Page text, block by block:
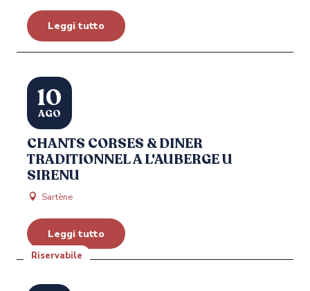
Leggi tutto
10
AGO
CHANTS CORSES & DINER
TRADITIONNEL A L'AUBERGE U
SIRENU
Sartène
Leggi tutto
Riservabile